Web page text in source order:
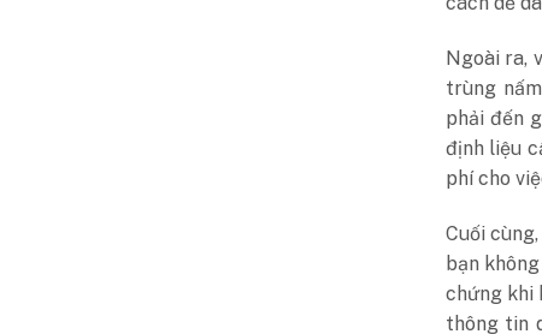
Ngoài ra,
trùng
phải đến
định liệu
phí cho
Cuối
bạn
chứng khi
thông tin